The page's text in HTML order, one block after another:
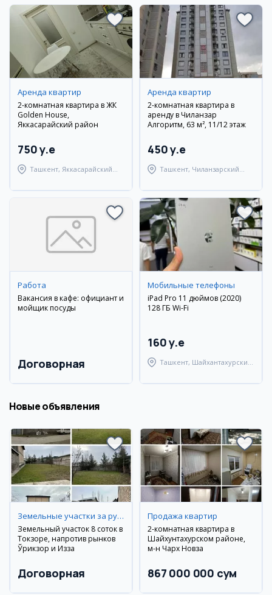
Аренда квартир
2-комнатная квартира в ЖК
Golden House,
Яккасарайский район
750 y.e
Ташкент, Яккасарайский
Аренда квартир
2-комнатная квартира в
аренду в Чиланзар
Алгоритм, 63 м², 11/12 этаж
450 y.e
Ташкент, Чиланзарский
Работа
Вакансия в кафе: официант и
мойщик посуды
Договорная
Мобильные телефоны
iPad Pro 11 дюймов (2020)
128 ГБ Wi-Fi
160 y.e
Ташкент, Шайхантахурский
Новые объявления
Земельные участки за рубежом
Земельный участок 8 соток в
Токзоре, напротив рынков
Ўрикзор и Изза
Договорная
Продажа квартир
2-комнатная квартира в
Шайхунтахурском районе,
м-н Чарх Новза
867 000 000 сум